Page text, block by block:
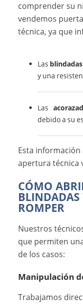
comprender su
vendemos
técnica, ya que
Las blindadas
y una
Las
debido a su
Esta
apertura técnica
CÓMO
BLINDADAS
ROMPER
Nuestros
que permiten
de los casos:
Manipulación
Trabajamos